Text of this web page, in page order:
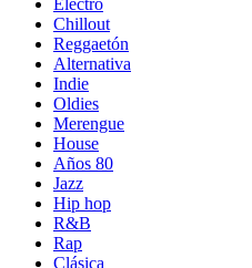
Electro
Chillout
Reggaetón
Alternativa
Indie
Oldies
Merengue
House
Años 80
Jazz
Hip hop
R&B
Rap
Clásica